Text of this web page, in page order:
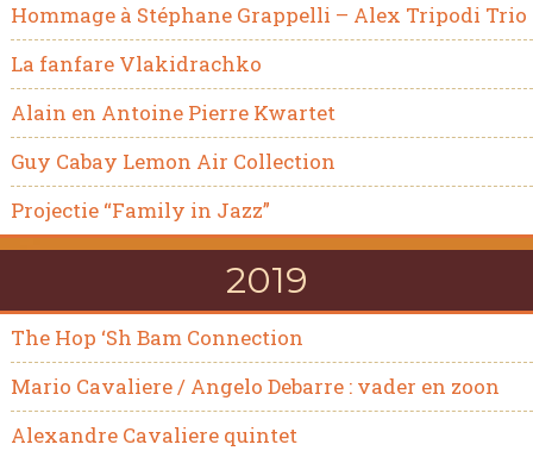
Hommage à Stéphane Grappelli – Alex Tripodi Trio
La fanfare Vlakidrachko
Alain en Antoine Pierre Kwartet
Guy Cabay Lemon Air Collection
Projectie “Family in Jazz”
2019
The Hop ‘Sh Bam Connection
Mario Cavaliere / Angelo Debarre : vader en zoon
Alexandre Cavaliere quintet